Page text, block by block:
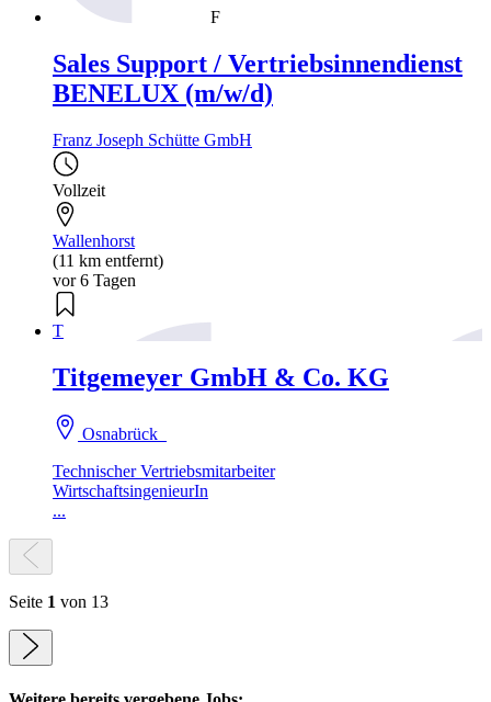
F
Sales Support / Vertriebsinnendienst
BENELUX (m/w/d)
Franz Joseph Schütte GmbH
Vollzeit
Wallenhorst
(11 km entfernt)
vor 6 Tagen
T
Titgemeyer GmbH & Co. KG
Osnabrück
Technischer Vertriebsmitarbeiter
WirtschaftsingenieurIn
...
Seite 1 von 13